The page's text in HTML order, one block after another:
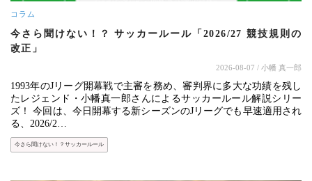
コラム
今さら聞けない！？ サッカールール「2026/27 競技規則の
改正」
2026-08-07 / 小幡 真一郎
1993年のJリーグ開幕戦で主審を務め、審判界に多大な功績を残し
たレジェンド・小幡真一郎さんによるサッカールール解説シリー
ズ！ 今回は、今日開幕する新シーズンのJリーグでも早速適用され
る、2026/2…
今さら聞けない！？サッカールール